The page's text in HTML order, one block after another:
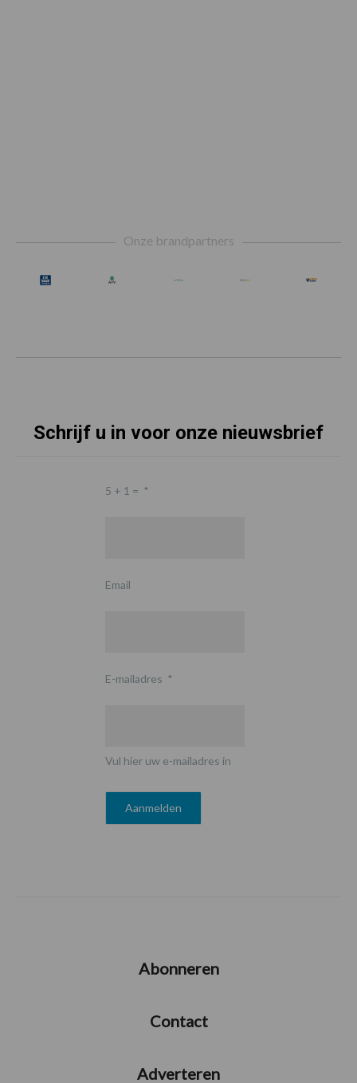
Onze brandpartners
Schrijf u in voor onze nieuwsbrief
5 + 1 = *
Email
E-mailadres *
Vul hier uw e-mailadres in
Abonneren
Contact
Adverteren